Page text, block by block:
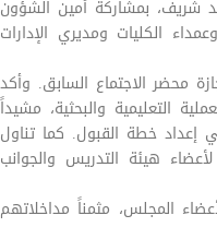
شريف، بمشاركة أمين الشؤون
الكليات ومديري الإدارات
محضر الاجتماع السابق. وأكد
التعليمية والبحثية، مشيداً
إعداد خطة القبول. كما تناول
لأعضاء هيئة التدريس والجوانب
المجلس، مثمناً مداخلاتهم